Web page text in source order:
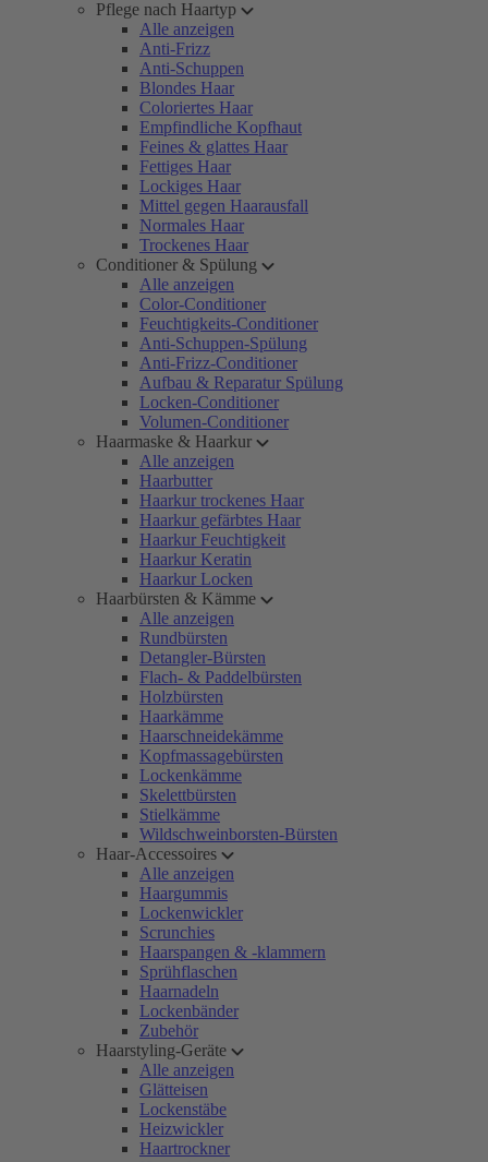
Pflege nach Haartyp
Alle anzeigen
Anti-Frizz
Anti-Schuppen
Blondes Haar
Coloriertes Haar
Empfindliche Kopfhaut
Feines & glattes Haar
Fettiges Haar
Lockiges Haar
Mittel gegen Haarausfall
Normales Haar
Trockenes Haar
Conditioner & Spülung
Alle anzeigen
Color-Conditioner
Feuchtigkeits-Conditioner
Anti-Schuppen-Spülung
Anti-Frizz-Conditioner
Aufbau & Reparatur Spülung
Locken-Conditioner
Volumen-Conditioner
Haarmaske & Haarkur
Alle anzeigen
Haarbutter
Haarkur trockenes Haar
Haarkur gefärbtes Haar
Haarkur Feuchtigkeit
Haarkur Keratin
Haarkur Locken
Haarbürsten & Kämme
Alle anzeigen
Rundbürsten
Detangler-Bürsten
Flach- & Paddelbürsten
Holzbürsten
Haarkämme
Haarschneidekämme
Kopfmassagebürsten
Lockenkämme
Skelettbürsten
Stielkämme
Wildschweinborsten-Bürsten
Haar-Accessoires
Alle anzeigen
Haargummis
Lockenwickler
Scrunchies
Haarspangen & -klammern
Sprühflaschen
Haarnadeln
Lockenbänder
Zubehör
Haarstyling-Geräte
Alle anzeigen
Glätteisen
Lockenstäbe
Heizwickler
Haartrockner